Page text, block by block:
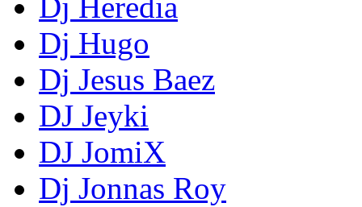
Dj Hugo
Dj Jesus Baez
DJ Jeyki
DJ JomiX
Dj Jonnas Roy